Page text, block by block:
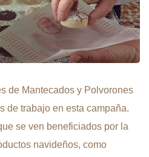
de Mantecados y Polvorones
de trabajo en esta campaña.
se ven beneficiados por la
navideños, como